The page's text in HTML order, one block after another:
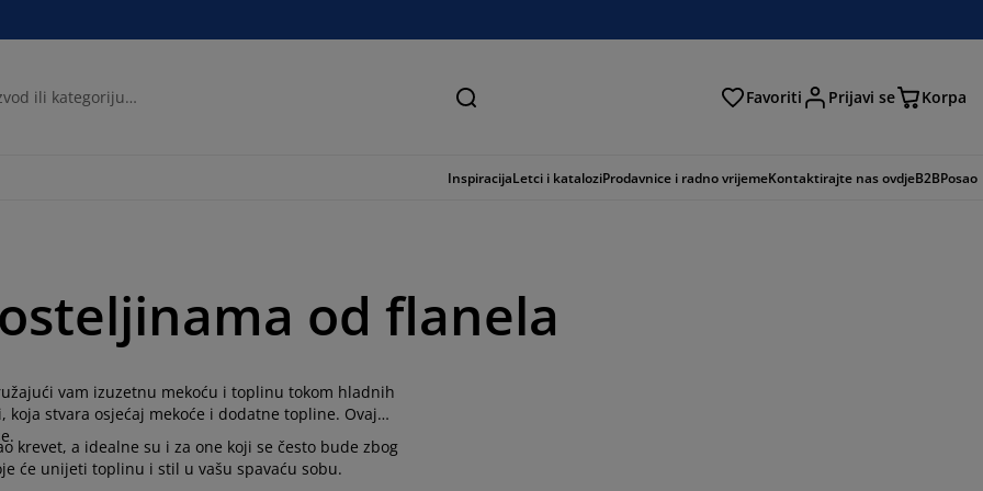
Traži Favoriti Prijavi se Korpa
InspiracijaLetci i kataloziProdavnice i radno vrijemeKontaktirajte nas ovdjeB2BPosao
od flanela
vam izuzetnu mekoću i toplinu tokom hladnih
stvara osjećaj mekoće i dodatne topline. Ovaj
krevet, a idealne su i za one koji se često bude zbog
će unijeti toplinu i stil u vašu spavaću sobu.